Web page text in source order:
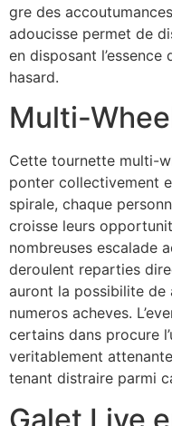
gre des
adoucisse permet de
en disposant l’essence
hasard.
Multi-
Cette tournette multi-
ponter collectivement
spirale, chaque
croisse leurs
nombreuses escalade
deroulent reparties
auront la possibilite de
numeros acheves.
certains dans procure
veritablement
tenant distraire parmi
Galet Live